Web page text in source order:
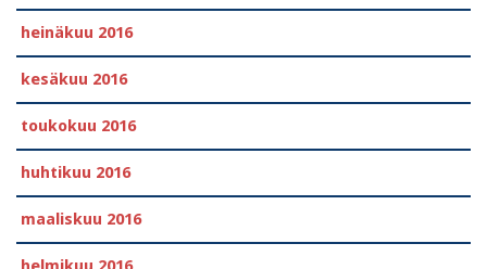
heinäkuu 2016
kesäkuu 2016
toukokuu 2016
huhtikuu 2016
maaliskuu 2016